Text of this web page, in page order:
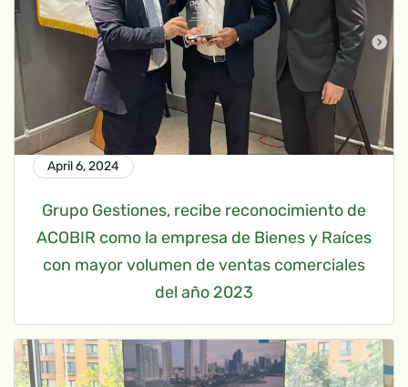
April 6, 2024
Grupo Gestiones, recibe reconocimiento de
ACOBIR como la empresa de Bienes y Raíces
con mayor volumen de ventas comerciales
del año 2023